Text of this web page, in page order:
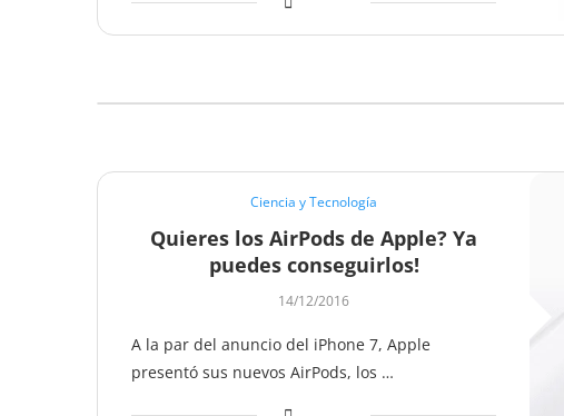
Ciencia y Tecnología
Quieres los AirPods de Apple? Ya
puedes conseguirlos!
14/12/2016
A la par del anuncio del iPhone 7, Apple
presentó sus nuevos AirPods, los …